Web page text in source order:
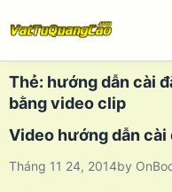
Thẻ: hướng dẫn cài
bằng video clip
Video hướng dẫn
Tháng 11 24, 2014by